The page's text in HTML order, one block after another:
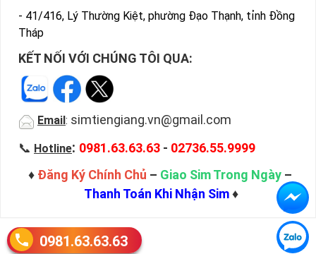
- 41/416, Lý Thường Kiệt, phường Đạo Thạnh, tỉnh Đồng
Tháp
KẾT NỐI VỚI CHÚNG TÔI QUA:
Email : simtiengiang.vn@gmail.com
📞 Hotline: 0981.63.63.63 - 02736.55.9999
♦ Đăng Ký Chính Chủ – Giao Sim Trong Ngày –
Thanh Toán Khi Nhận Sim♦
0981.63.63.63